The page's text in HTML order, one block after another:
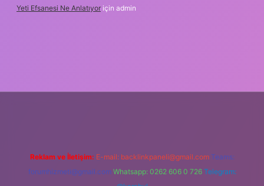
Yeti Efsanesi Ne Anlatıyor için admin
Reklam ve İletişim: E-mail: backlinkpaneli@gmail.com Teams:
forumhizmeti@gmail.com Whatsapp: 0262 606 0 726 Telegram: